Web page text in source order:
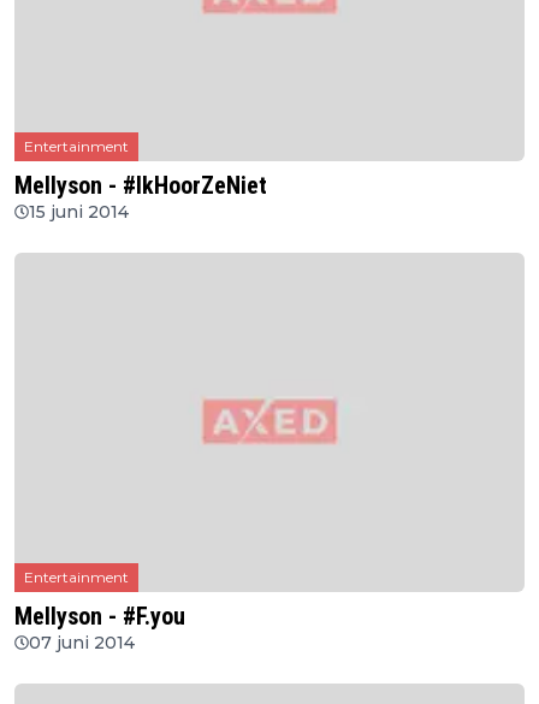
Entertainment
Mellyson - #IkHoorZeNiet
15 juni 2014
Entertainment
Mellyson - #F.you
07 juni 2014